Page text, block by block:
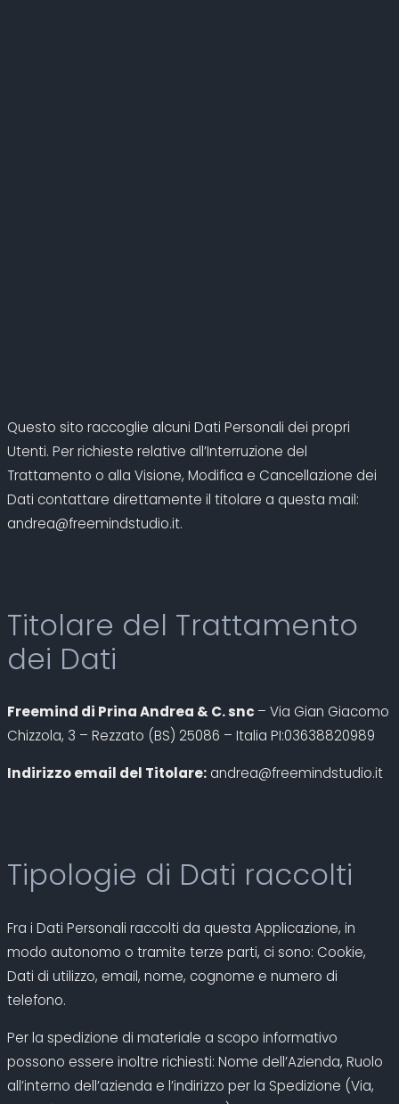
Questo sito raccoglie alcuni Dati Personali dei propri
Utenti. Per richieste relative all’Interruzione del
Trattamento o alla Visione, Modifica e Cancellazione dei
Dati contattare direttamente il titolare a questa mail:
andrea@freemindstudio.it.
Titolare del Trattamento
dei Dati
Freemind di Prina Andrea & C. snc – Via Gian Giacomo
Chizzola, 3 – Rezzato (BS) 25086 – Italia PI:03638820989
Indirizzo email del Titolare: andrea@freemindstudio.it
Tipologie di Dati raccolti
Fra i Dati Personali raccolti da questa Applicazione, in
modo autonomo o tramite terze parti, ci sono: Cookie,
Dati di utilizzo, email, nome, cognome e numero di
telefono.
Per la spedizione di materiale a scopo informativo
possono essere inoltre richiesti: Nome dell’Azienda, Ruolo
all’interno dell’azienda e l’indirizzo per la Spedizione (Via,